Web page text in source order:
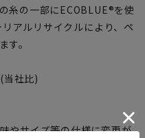
糸の一部にECOBLUE®を使
アルリサイクルにより、ペ
す。
当社比)
やサイズ等の仕様に変更が